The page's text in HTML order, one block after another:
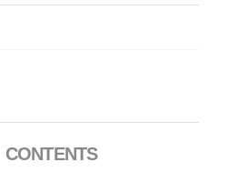
CONTENTS